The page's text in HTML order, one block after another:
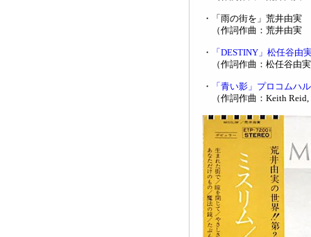
・「雨の街を」荒井由実
（作詞作曲：荒井由実
・
「DESTINY」松任谷由
（作詞作曲：松任谷由
・
「青い影」プロコムハ
（作詞作曲：Keith Reid,